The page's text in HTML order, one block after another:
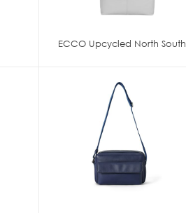
ECCO Upcycled North South